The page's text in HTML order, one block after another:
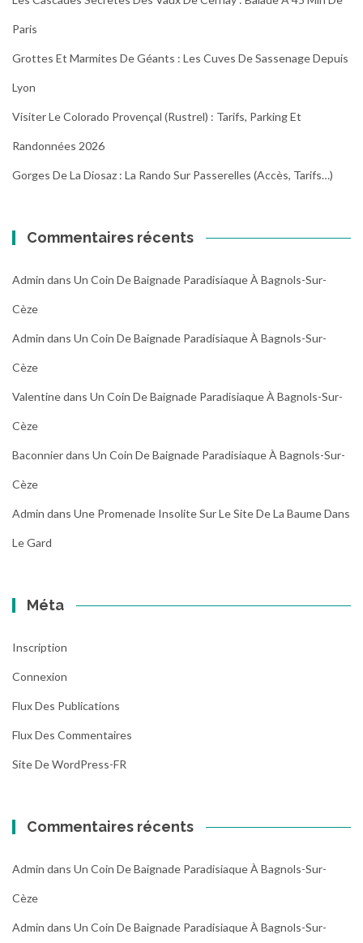
Paris
Grottes Et Marmites De Géants : Les Cuves De Sassenage Depuis
Lyon
Visiter Le Colorado Provençal (Rustrel) : Tarifs, Parking Et
Randonnées 2026
Gorges De La Diosaz : La Rando Sur Passerelles (Accès, Tarifs…)
Commentaires récents
Admin dans Un Coin De Baignade Paradisiaque À Bagnols-Sur-
Cèze
Admin dans Un Coin De Baignade Paradisiaque À Bagnols-Sur-
Cèze
Valentinedans Un Coin De Baignade Paradisiaque À Bagnols-Sur-
Cèze
Baconnierdans Un Coin De Baignade Paradisiaque À Bagnols-Sur-
Cèze
Admin dans Une Promenade Insolite Sur Le Site De La Baume Dans
Le Gard
Méta
Inscription
Connexion
Flux Des Publications
Flux Des Commentaires
Site De WordPress-FR
Commentaires récents
Admin dans Un Coin De Baignade Paradisiaque À Bagnols-Sur-
Cèze
Admin dans Un Coin De Baignade Paradisiaque À Bagnols-Sur-